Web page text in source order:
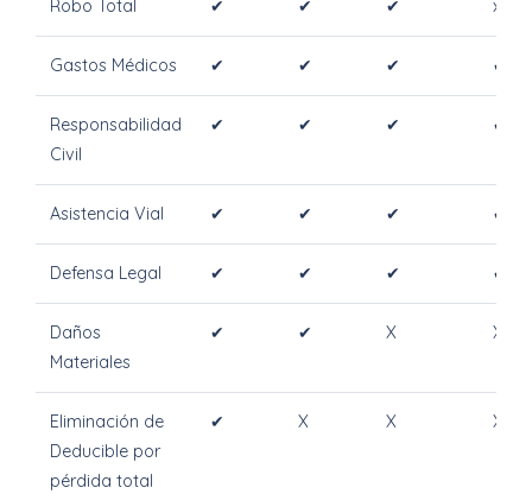
Robo Total ✔ ✔ ✔ x
Gastos Médicos ✔ ✔ ✔ ✔
Responsabilidad
Civil
✔ ✔ ✔ ✔
Asistencia Vial ✔ ✔ ✔ ✔
Defensa Legal ✔ ✔ ✔ ✔
Daños
Materiales
✔ ✔ X X
Eliminación de
Deducible por
pérdida total
✔ X X X